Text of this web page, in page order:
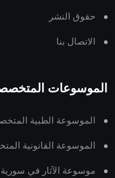
حقوق النشر
الاتصال بنا
الموسوعات
الموسوعة الطبية
الموسوعة القانونية
موسوعة الآثار في سورية